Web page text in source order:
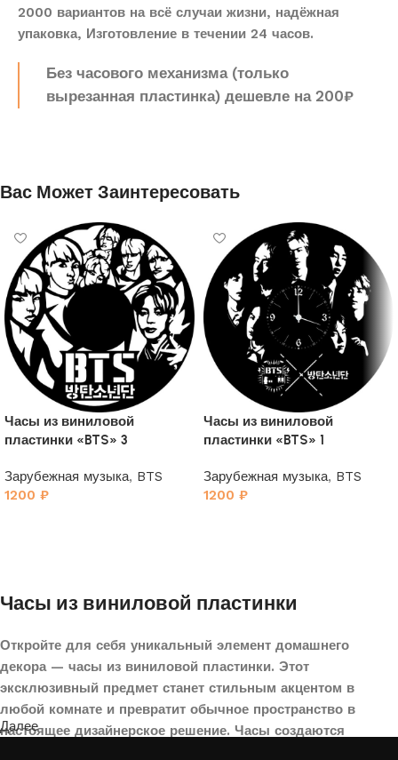
2000 вариантов на всё случаи жизни, надёжная
упаковка, Изготовление в течении 24 часов.
Без часового механизма (только
вырезанная пластинка) дешевле на 200₽
Вас Может Заинтересовать
Часы из виниловой
пластинки «BTS» 3
Зарубежная музыка, BTS
1200 ₽
Часы из виниловой
пластинки «BTS» 1
Зарубежная музыка, BTS
1200 ₽
Часы из виниловой пластинки
Откройте для себя уникальный элемент домашнего
декора — часы из виниловой пластинки. Этот
эксклюзивный предмет станет стильным акцентом в
любой комнате и превратит обычное пространство в
настоящее дизайнерское решение. Часы создаются
Далее